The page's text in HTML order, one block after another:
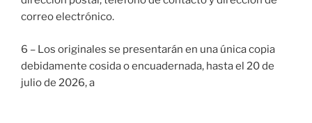
correo electrónico.
6 – Los originales se presentarán en una única copia
debidamente cosida o encuadernada, hasta el 20 de
julio de 2026, a